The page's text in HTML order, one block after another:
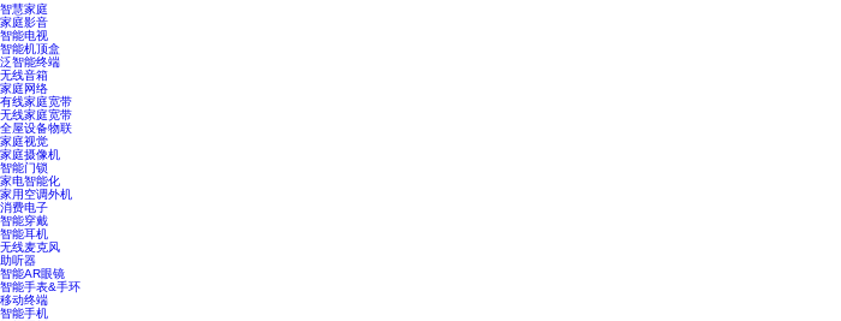
智慧家庭
家庭影音
智能电视
智能机顶盒
泛智能终端
无线音箱
家庭网络
有线家庭宽带
无线家庭宽带
全屋设备物联
家庭视觉
家庭摄像机
智能门锁
家电智能化
家用空调外机
消费电子
智能穿戴
智能耳机
无线麦克风
助听器
智能AR眼镜
智能手表&手环
移动终端
智能手机